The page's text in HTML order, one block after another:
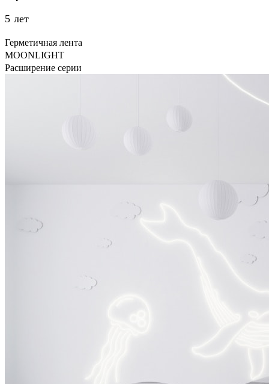
5 лет
Герметичная лента
MOONLIGHT
Расширение серии